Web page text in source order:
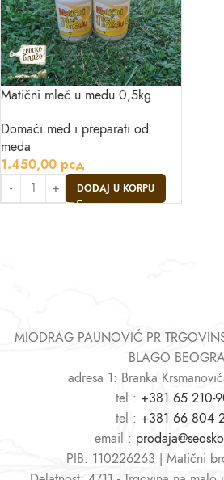
Matični mleč u medu 0,5kg
Domaći med i preparati od
meda
1.450,00 рсд
DODAJ U KORPU
MIODRAG PAUNOVIĆ PR
BLAGO
adresa 1: Branka
tel : +381 65 210-
tel : +381 66 804
email :
PIB: 110226263 | Matični